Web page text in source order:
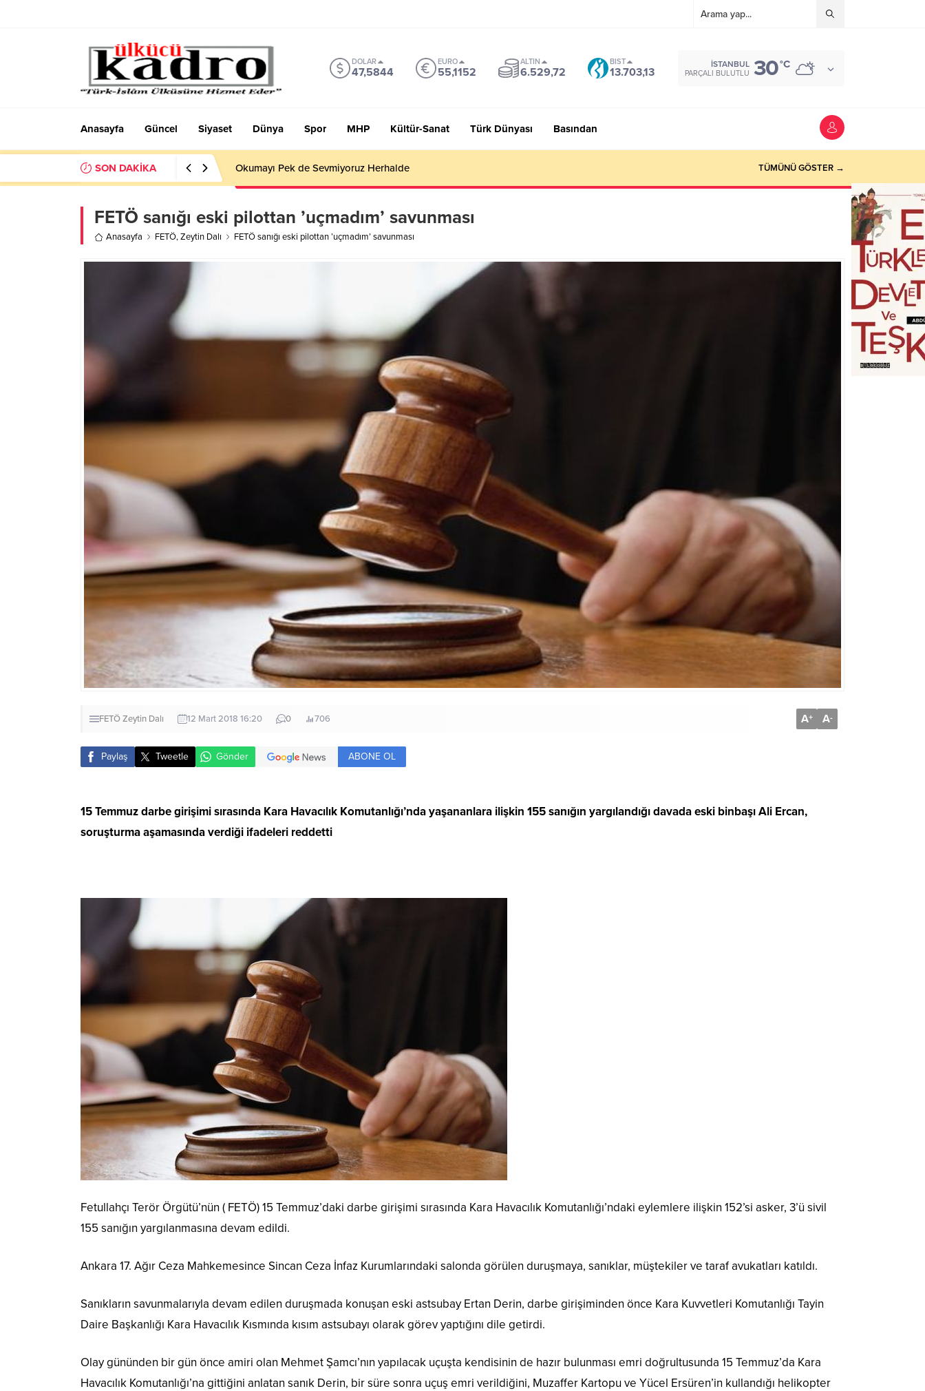
DOLAR
47,5844
EURO
55,1152
ALTIN
6.529,72
BIST
13.703,13
İSTANBUL
PARÇALI BULUTLU 30°C
Anasayfa Güncel Siyaset Dünya Spor MHP Kültür-Sanat Türk Dünyası Basından
SON DAKİKA Okumayı Pek de Sevmiyoruz Herhalde TÜMÜNÜ GÖSTER →
FETÖ sanığı eski pilottan ’uçmadım’ savunması
Anasayfa FETÖ,Zeytin Dalı FETÖ sanığı eski pilottan ’uçmadım’ savunması
FETÖZeytin Dalı 12 Mart 2018 16:20 0 706 A+ A-
Paylaş Tweetle Gönder ABONE OL
15 Temmuz darbe girişimi sırasında Kara Havacılık Komutanlığı’nda yaşananlara ilişkin 155 sanığın yargılandığı davada eski binbaşı Ali Ercan,
soruşturma aşamasında verdiği ifadeleri reddetti
Fetullahçı Terör Örgütü’nün ( FETÖ) 15 Temmuz’daki darbe girişimi sırasında Kara Havacılık Komutanlığı’ndaki eylemlere ilişkin 152’si asker, 3’ü sivil
155 sanığın yargılanmasına devam edildi.
Ankara 17. Ağır Ceza Mahkemesince Sincan Ceza İnfaz Kurumlarındaki salonda görülen duruşmaya, sanıklar, müştekiler ve taraf avukatları katıldı.
Sanıkların savunmalarıyla devam edilen duruşmada konuşan eski astsubay Ertan Derin, darbe girişiminden önce Kara Kuvvetleri Komutanlığı Tayin
Daire Başkanlığı Kara Havacılık Kısmında kısım astsubayı olarak görev yaptığını dile getirdi.
Olay gününden bir gün önce amiri olan Mehmet Şamcı’nın yapılacak uçuşta kendisinin de hazır bulunması emri doğrultusunda 15 Temmuz’da Kara
Havacılık Komutanlığı’na gittiğini anlatan sanık Derin, bir süre sonra uçuş emri verildiğini, Muzaffer Kartopu ve Yücel Ersüren’in kullandığı helikopter